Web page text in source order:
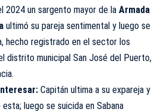
2024 un sargento mayor de la Armada
ultimó su pareja sentimental y luego se
hecho registrado en el sector los
distrito municipal San José del Puerto,
Capitán ultima a su expareja y
luego se suicida en Sabana